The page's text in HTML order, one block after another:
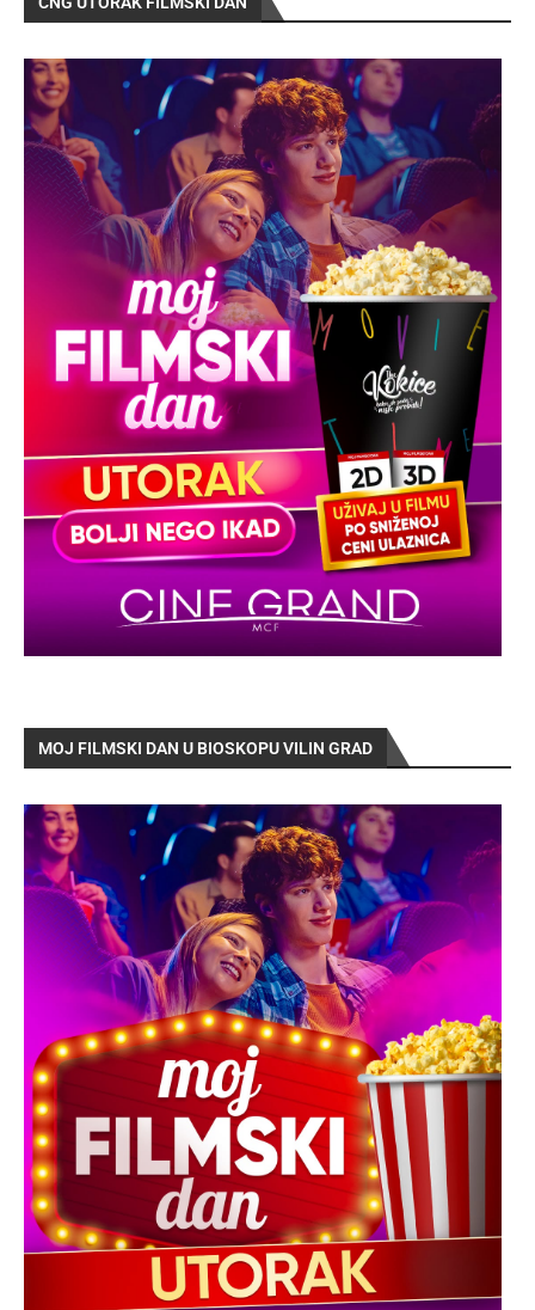
MOJ FILMSKI DAN U BIOSKOPU VILIN GRAD